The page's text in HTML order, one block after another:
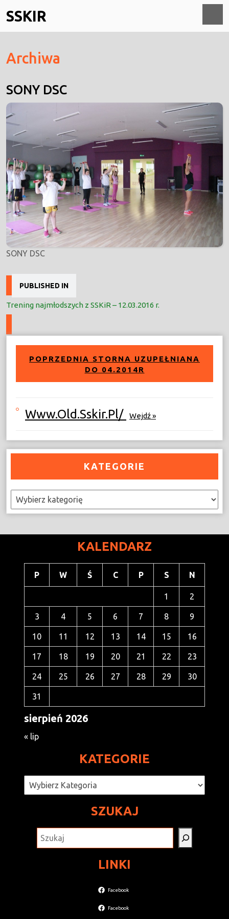
to
content
SSKIR
Archiwa
SONY DSC
SONY DSC
Nawigacja
wpisu
PUBLISHED IN
Trening najmłodszych z SSKiR – 12.03.2016 r.
POPRZEDNIA STORNA UZUPEŁNIANA
DO 04.2014R
Www.old.sskir.pl/ Wejdź »
KATEGORIE
Kategorie
KALENDARZ
sierpień 2026
P W Ś C P S N
1 2
3 4 5 6 7 8 9
10 11 12 13 14 15 16
17 18 19 20 21 22 23
24 25 26 27 28 29 30
31
« lip
KATEGORIE
Kategorie
SZUKAJ
LINKI
Facebook
Facebook